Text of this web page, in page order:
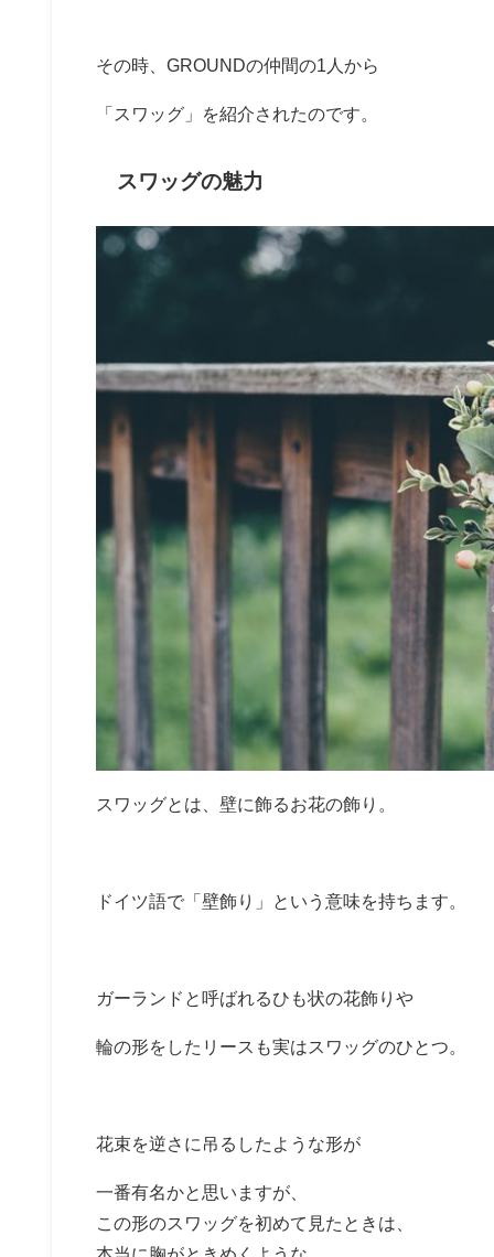
その時、GROUNDの仲間の1人から
「スワッグ」を紹介されたのです。
スワッグの魅力
スワッグとは、壁に飾るお花の飾り。
ドイツ語で「壁飾り」という意味を持ちます。
ガーランドと呼ばれるひも状の花飾りや
輪の形をしたリースも実はスワッグのひとつ。
花束を逆さに吊るしたような形が
一番有名かと思いますが、
この形のスワッグを初めて見たときは、